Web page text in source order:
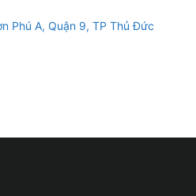
Android Auto.
360 độ AHD, hỗ trợ
Phú A, Quận 9, TP Thủ Đức